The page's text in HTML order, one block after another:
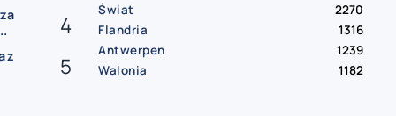
z
Świat
2270
Flandria
1316
Antwerpen
1239
Walonia
1182